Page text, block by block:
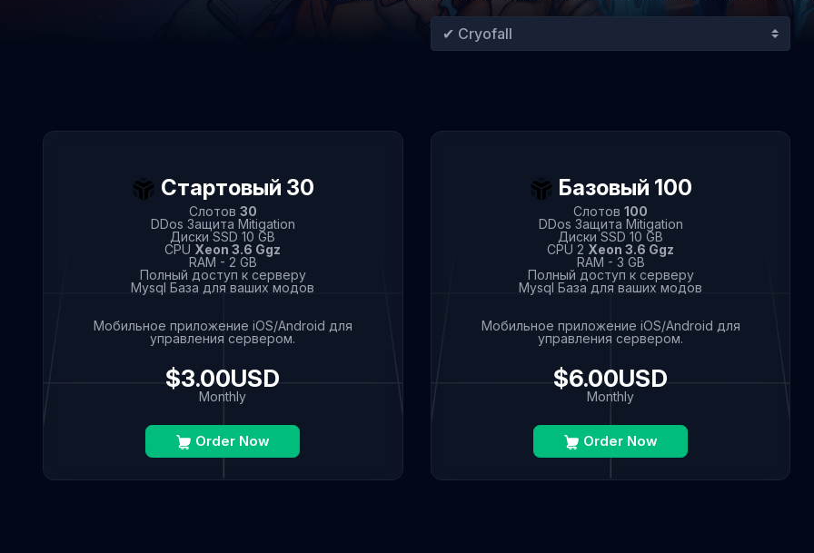
Стартовый 30
Слотов 30
DDos Защита Mitigation
Диски SSD 10 GB
CPU Xeon 3.6 Ggz
RAM - 2 GB
Полный доступ к серверу
Mysql База для ваших модов
Мобильное приложение iOS/Android для
управления сервером.
$3.00USD
Monthly
Order Now
Базовый 100
Слотов 100
DDos Защита Mitigation
Диски SSD 10 GB
CPU 2 Xeon 3.6 Ggz
RAM - 3 GB
Полный доступ к серверу
Mysql База для ваших модов
Мобильное приложение iOS/Android для
управления сервером.
$6.00USD
Monthly
Order Now